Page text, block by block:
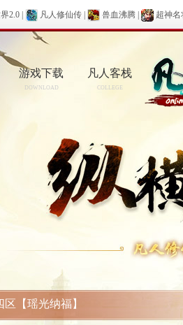
2.0 凡人修仙传 兽血沸腾 超神名
游戏下载
DOWNLOAD
凡人客栈
COLLEGE
【瑶光纳福】